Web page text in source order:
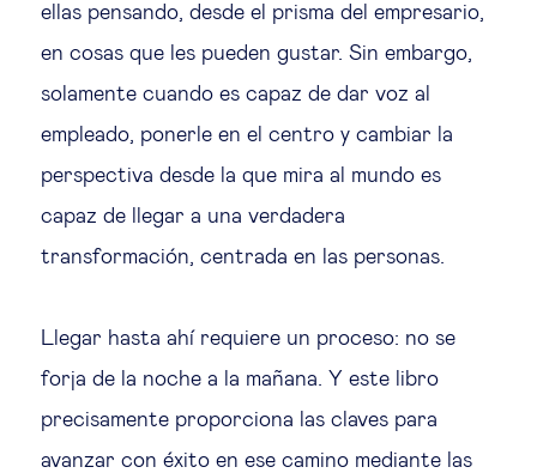
ellas pensando, desde el prisma del empresario,
en cosas que les pueden gustar. Sin embargo,
solamente cuando es capaz de dar voz al
empleado, ponerle en el centro y cambiar la
perspectiva desde la que mira al mundo es
capaz de llegar a una verdadera
transformación, centrada en las personas.
Llegar hasta ahí requiere un proceso: no se
forja de la noche a la mañana. Y este libro
precisamente proporciona las claves para
avanzar con éxito en ese camino mediante las